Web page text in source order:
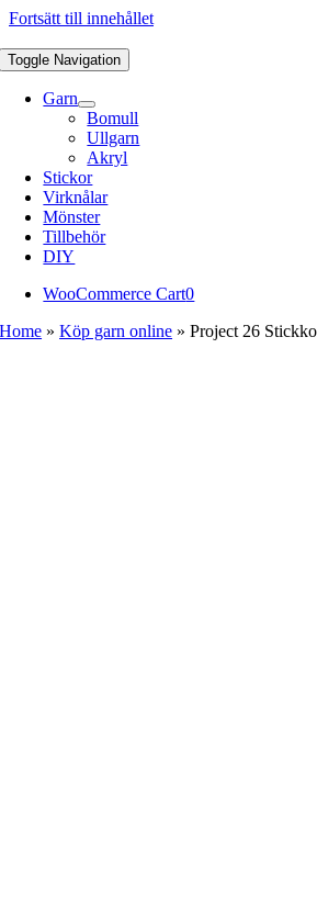
Fortsätt till innehållet
Toggle Navigation
Garn
Bomull
Ullgarn
Akryl
Stickor
Virknålar
Mönster
Tillbehör
DIY
WooCommerce Cart0
Home »Köp garn online »Project 26